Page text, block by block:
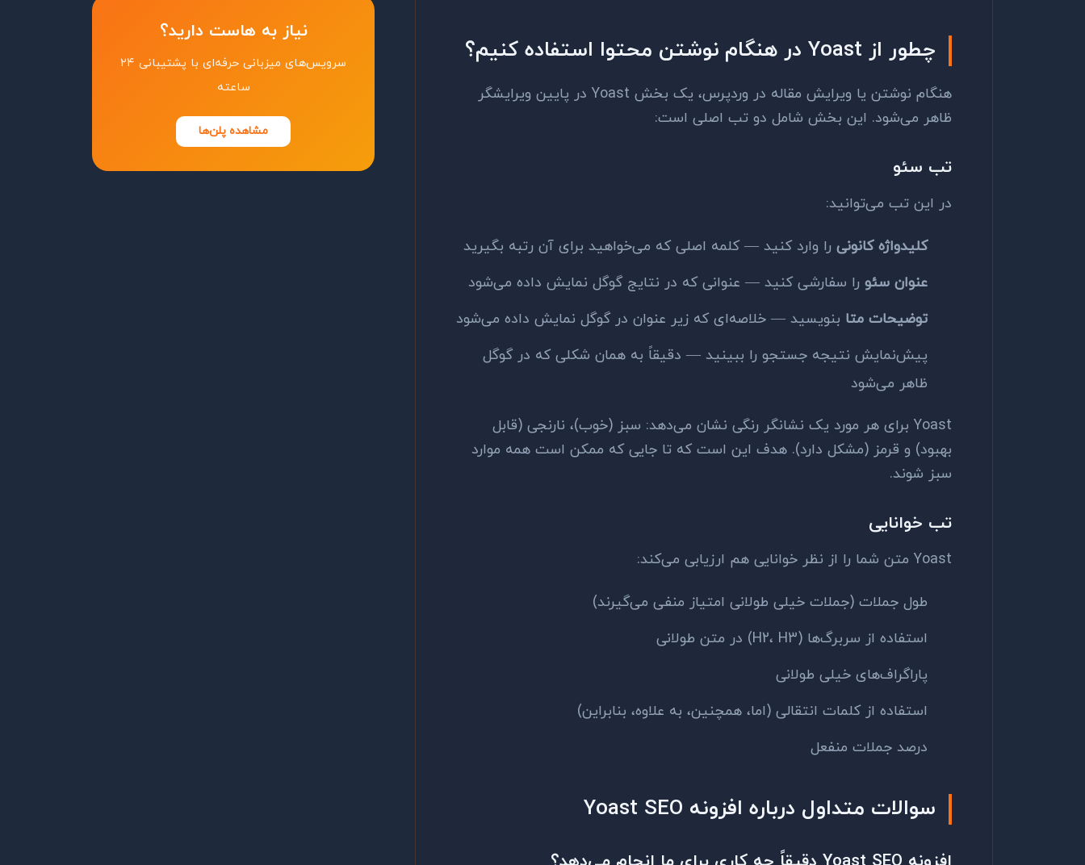
چطور از Yoast در هنگام نوشتن محتوا استفاده کنیم؟
هنگام نوشتن یا ویرایش مقاله در وردپرس، یک بخش Yoast در پایین ویرایشگر
ظاهر می‌شود. این بخش شامل دو تب اصلی است:
تب سئو
در این تب می‌توانید:
کلیدواژه کانونی را وارد کنید — کلمه اصلی که می‌خواهید برای آن رتبه بگیرید
عنوان سئو را سفارشی کنید — عنوانی که در نتایج گوگل نمایش داده می‌شود
توضیحات متا بنویسید — خلاصه‌ای که زیر عنوان در گوگل نمایش داده می‌شود
پیش‌نمایش نتیجه جستجو را ببینید — دقیقاً به همان شکلی که در گوگل
ظاهر می‌شود
Yoast برای هر مورد یک نشانگر رنگی نشان می‌دهد: سبز (خوب)، نارنجی (قابل
بهبود) و قرمز (مشکل دارد). هدف این است که تا جایی که ممکن است همه موارد
سبز شوند.
تب خوانایی
Yoast متن شما را از نظر خوانایی هم ارزیابی می‌کند:
طول جملات (جملات خیلی طولانی امتیاز منفی می‌گیرند)
استفاده از سربرگ‌ها (H2، H3) در متن طولانی
پاراگراف‌های خیلی طولانی
استفاده از کلمات انتقالی (اما، همچنین، به علاوه، بنابراین)
درصد جملات منفعل
سوالات متداول درباره افزونه Yoast SEO
نیاز به هاست دارید؟
سرویس‌های میزبانی حرفه‌ای با پشتیبانی ۲۴
ساعته
مشاهده پلن‌ها